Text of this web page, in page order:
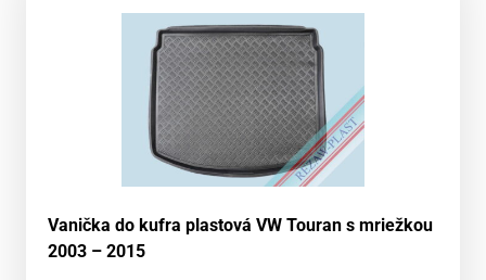
Vanička do kufra plastová VW Touran s mriežkou
2003 – 2015